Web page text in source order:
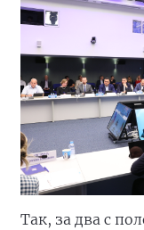
Так, за два с